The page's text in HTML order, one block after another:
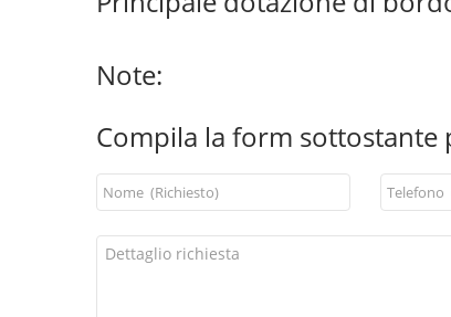
Note:
Compila la form sottostante